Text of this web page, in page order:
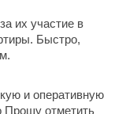
их участие в
Быстро,
и оперативную
Прошу отметить